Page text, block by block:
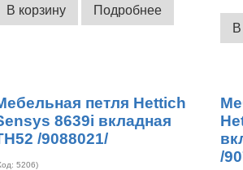
В корзину Подробнее
В
петля Hettich
8639i вкладная
/9088021/
5206)
/